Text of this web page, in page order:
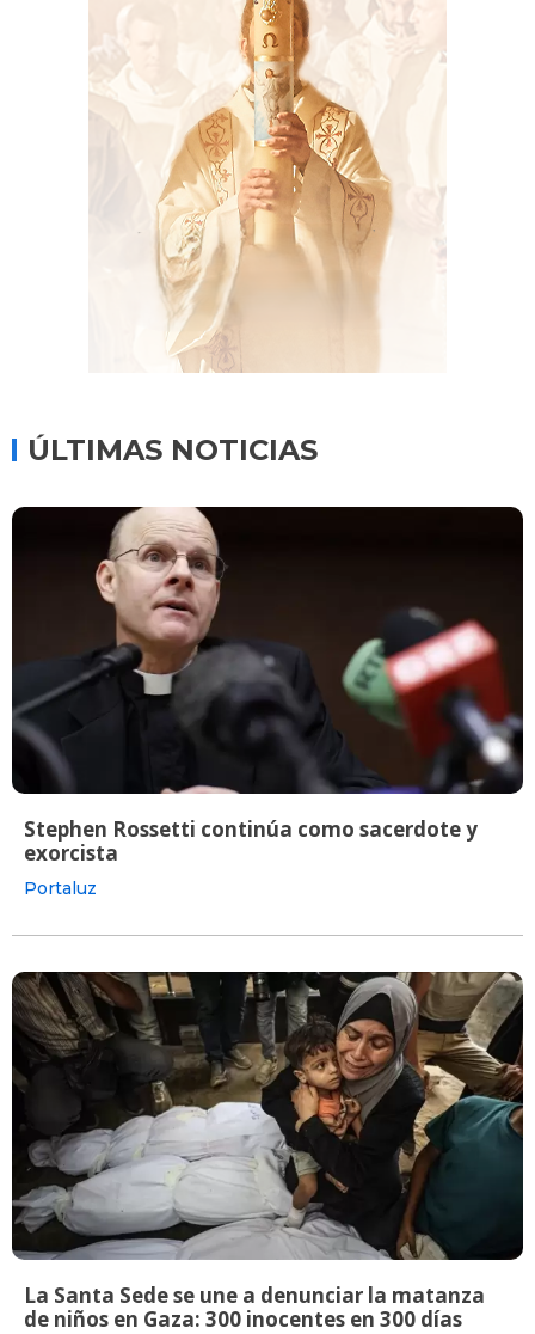
ÚLTIMAS NOTICIAS
Stephen Rossetti continúa como sacerdote y
exorcista
Portaluz
La Santa Sede se une a denunciar la matanza
de niños en Gaza: 300 inocentes en 300 días